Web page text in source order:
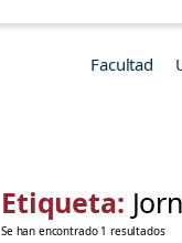
Facultad
Etiqueta:
Se han encontrado 1 resultados